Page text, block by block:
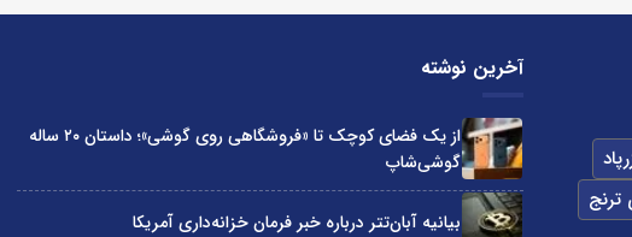
ترنج
آخرین نوشته
از یک فضای کوچک تا «فروشگاهی روی گوشی»؛ داستان ۲۰ ساله
گوشی‌شاپ
بیانیه آبان‌تتر درباره خبر فرمان خزانه‌داری آمریکا